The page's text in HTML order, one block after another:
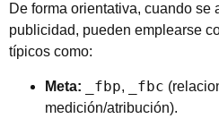
De forma orientativa, cuando se
publicidad, pueden emplearse
típicos como:
Meta: _fbp, _fbc
medición/atribución).